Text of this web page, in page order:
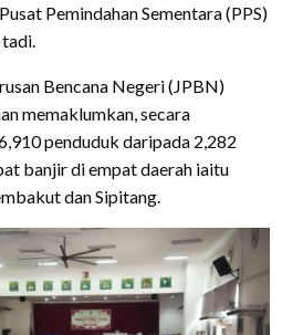
Pemindahan Sementara (PPS)
Bencana Negeri (JPBN)
memaklumkan, secara
penduduk daripada 2,282
banjir di empat daerah iaitu
dan Sipitang.